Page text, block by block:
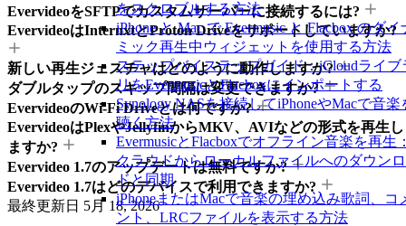
をスクロブルする方法
iPhone と Mac で Evermusic と Flacbox のダイ
ミック再生中ウィジェットを使用する方法
ステップバイステップガイド：iCloudライブ
リをEvermusicとFlacboxにインポートする
Synology NASを接続してiPhoneやMacで音楽
聴く方法
EvermusicとFlacboxでオフライン音楽を再生
クラウドからローカルファイルへのダウン
ドと同期
iPhoneまたはMacで音楽の埋め込み歌詞、コ
ント、LRCファイルを表示する方法
EvervideoをSFTPでカスタムサーバーに接続するには?
EvervideoはInternxtとProton Driveをサポートしていますか?
新しい再生ジェスチャはどのように動作しますか?
ダブルタップのスキップ間隔は変更できますか?
EvervideoのWi-Fi Driveとは何ですか?
EvervideoはPlexやJellyfinからMKV、AVIなどの形式を再生し
ますか?
Evervideo 1.7のアップデートは無料ですか?
Evervideo 1.7はどのデバイスで利用できますか?
最終更新日 5月 18, 2026